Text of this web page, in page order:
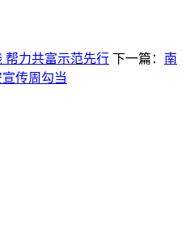
帮力共富示范先行 下一篇： 南
传周勾当